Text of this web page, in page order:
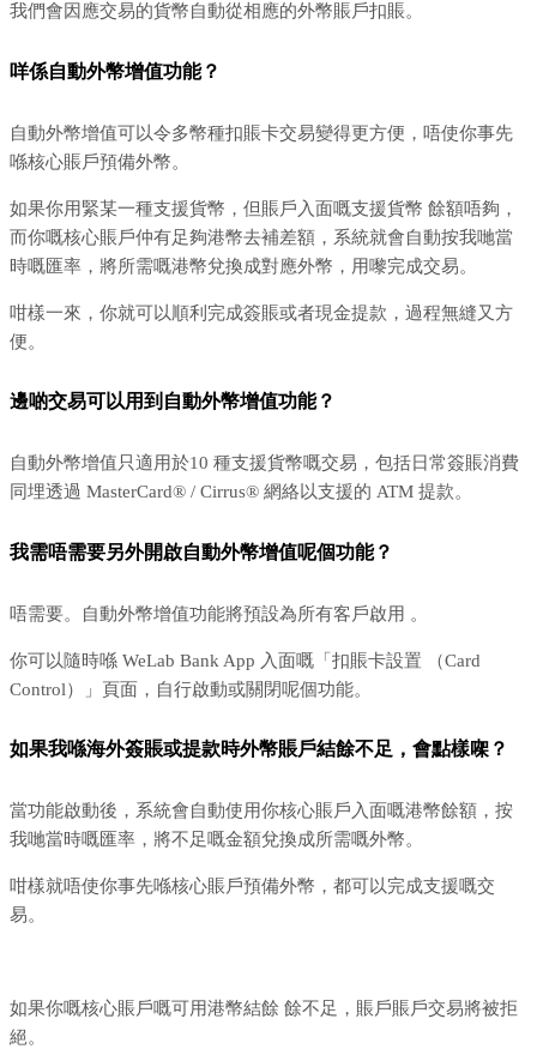
我們會因應交易的貨幣自動從相應的外幣賬戶扣賬。
咩係自動外幣增值功能？
自動外幣增值可以令多幣種扣賬卡交易變得更方便，唔使你事先
喺核心賬戶預備外幣。
如果你用緊某一種支援貨幣，但賬戶入面嘅支援貨幣 餘額唔夠，
而你嘅核心賬戶仲有足夠港幣去補差額，系統就會自動按我哋當
時嘅匯率，將所需嘅港幣兌換成對應外幣，用嚟完成交易。
咁樣一來，你就可以順利完成簽賬或者現金提款，過程無縫又方
便。
邊啲交易可以用到自動外幣增值功能？
自動外幣增值只適用於10 種支援貨幣嘅交易，包括日常簽賬消費
同埋透過 MasterCard® / Cirrus® 網絡以支援的 ATM 提款。
我需唔需要另外開啟自動外幣增值呢個功能？
唔需要。自動外幣增值功能將預設為所有客戶啟用 。
你可以隨時喺 WeLab Bank App 入面嘅「扣賬卡設置 （Card
Control）」頁面，自行啟動或關閉呢個功能。
如果我喺海外簽賬或提款時外幣賬戶結餘不足，會點樣㗎？
當功能啟動後，系統會自動使用你核心賬戶入面嘅港幣餘額，按
我哋當時嘅匯率，將不足嘅金額兌換成所需嘅外幣。
咁樣就唔使你事先喺核心賬戶預備外幣，都可以完成支援嘅交
易。
如果你嘅核心賬戶嘅可用港幣結餘 餘不足，賬戶賬戶交易將被拒
絕。